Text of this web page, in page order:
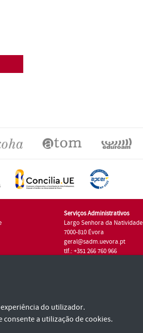
Serviços Administrativos
Largo Senhora da Natividade
7000-810 Évora
geral@sadm.uevora.pt
tlf.: +351 266 760 966
do utilizador.
consente a utilização de cookies.